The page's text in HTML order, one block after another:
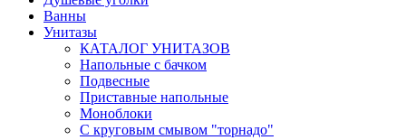
Ванны
Унитазы
КАТАЛОГ УНИТАЗОВ
Напольные с бачком
Подвесные
Приставные напольные
Моноблоки
С круговым смывом "торнадо"